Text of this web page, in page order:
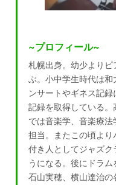
~プロフィール~
札幌出身。幼少より
ぶ。小中学生時代は
ンサートやギネス記
記録を取得している
では音楽学、音楽療
担当。またこの頃よ
付き人としてジャズク
うになる。後にドラム
石山実穂、横山達治の